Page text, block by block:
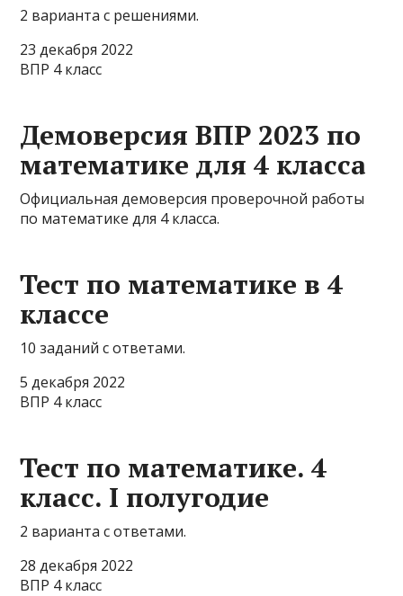
2 варианта с решениями.
23 декабря 2022
ВПР 4 класс
Демоверсия ВПР 2023 по
математике для 4 класса
Официальная демоверсия проверочной работы
по математике для 4 класса.
Тест по математике в 4
классе
10 заданий с ответами.
5 декабря 2022
ВПР 4 класс
Тест по математике. 4
класс. I полугодие
2 варианта с ответами.
28 декабря 2022
ВПР 4 класс